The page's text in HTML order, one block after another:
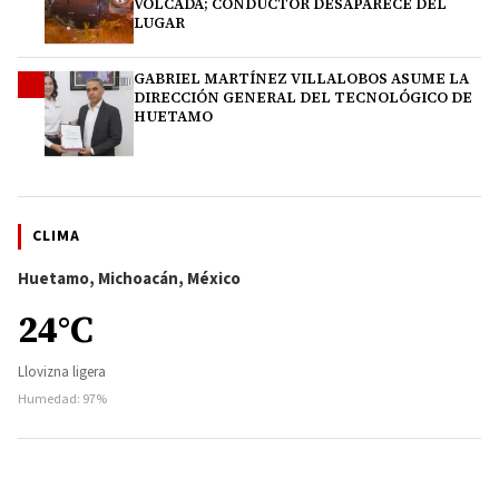
LUGAR
GABRIEL MARTÍNEZ VILLALOBOS ASUME LA
DIRECCIÓN GENERAL DEL TECNOLÓGICO DE
HUETAMO
CLIMA
Huetamo, Michoacán, México
24°C
Llovizna ligera
Humedad: 97%